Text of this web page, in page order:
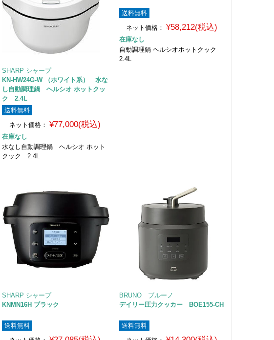
SHARP シャープ
KN-HW24G-W （ホワイト系） 水な
し自動調理鍋 ヘルシオ ホットクッ
ク 2.4L
送料無料
ネット価格： ¥77,000(税込)
在庫なし
水なし自動調理鍋 ヘルシオ ホット
クック 2.4L
送料無料
ネット価格： ¥58,212(税込)
在庫なし
自動調理鍋 ヘルシオホットクック
2.4L
SHARP シャープ
KNMN16H ブラック
送料無料
BRUNO ブルーノ
デイリー圧力クッカー BOE155-CH
送料無料